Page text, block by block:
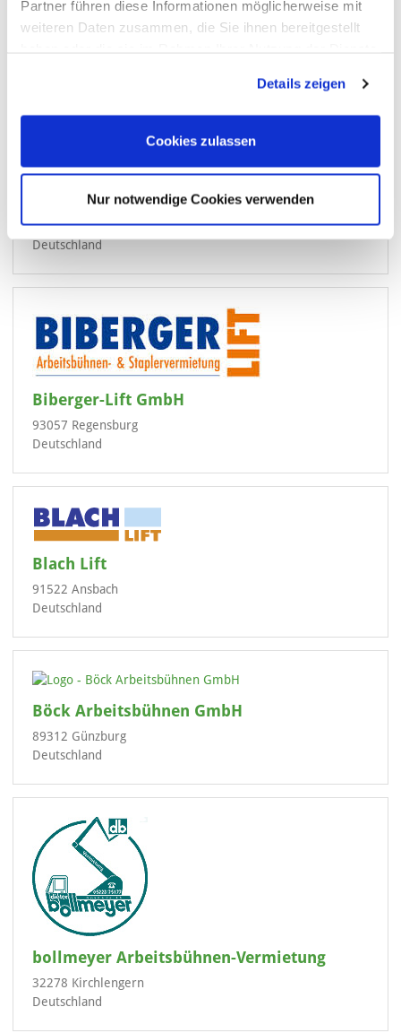
Partner führen diese Informationen möglicherweise mit
weiteren Daten zusammen, die Sie ihnen bereitgestellt
Cookies, wenn Sie unsere Webseite weiterhin nutzen.
Details zeigen
Cookies zulassen
Nur notwendige Cookies verwenden
BHV Arbeitsbühnen GmbH
53121 Bonn
Deutschland
Biberger-Lift GmbH
93057 Regensburg
Deutschland
Blach Lift
91522 Ansbach
Deutschland
Böck Arbeitsbühnen GmbH
89312 Günzburg
Deutschland
bollmeyer Arbeitsbühnen-Vermietung
32278 Kirchlengern
Deutschland